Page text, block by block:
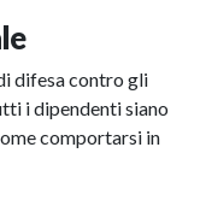
difesa contro gli
i dipendenti siano
comportarsi in